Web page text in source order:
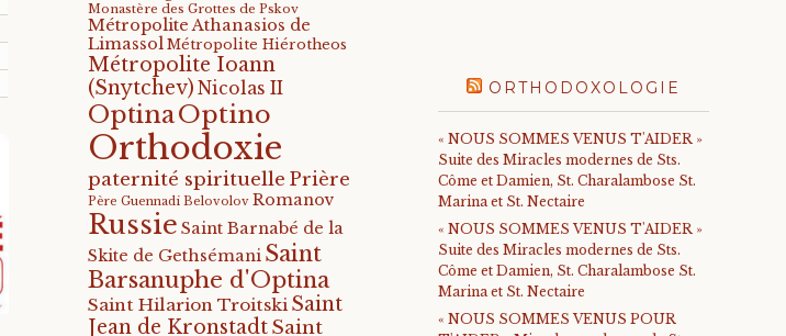
Monastère des Grottes de Pskov
Métropolite Athanasios de
Limassol Métropolite Hiérotheos
Métropolite Ioann
(Snytchev) Nicolas II
OptinaOptino
Orthodoxie
paternité spirituelle Prière
Père Guennadi Belovolov Romanov
Russie Saint Barnabé de la
Skite de Gethsémani Saint
Barsanuphe d'Optina
Saint Hilarion TroitskiSaint
Jean de KronstadtSaint
ORTHODOXOLOGIE
« NOUS SOMMES VENUS T'AIDER »
Suite des Miracles modernes de Sts.
Côme et Damien, St. Charalambose St.
Marina et St. Nectaire
« NOUS SOMMES VENUS T'AIDER »
Suite des Miracles modernes de Sts.
Côme et Damien, St. Charalambose St.
Marina et St. Nectaire
« NOUS SOMMES VENUS POUR